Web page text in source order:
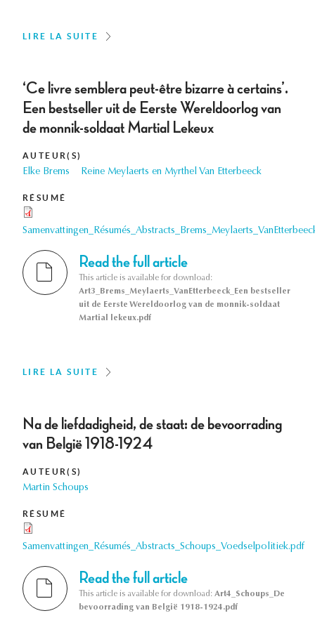
LIRE LA SUITE
‘Ce livre semblera peut-être bizarre à certains’.
Een bestseller uit de Eerste Wereldoorlog van
de monnik-soldaat Martial Lekeux
AUTEUR(S)
Elke Brems Reine Meylaerts en Myrthel Van Etterbeeck
RÉSUMÉ
Read the full article
This article is available for download:
Art3_Brems_Meylaerts_VanEtterbeeck_Een bestseller
uit de Eerste Wereldoorlog van de monnik-soldaat
Martial lekeux.pdf
LIRE LA SUITE
Na de liefdadigheid, de staat: de bevoorrading
van België 1918-1924
AUTEUR(S)
Martin Schoups
RÉSUMÉ
Samenvattingen_Résumés_Abstracts_Schoups_Voedselpolitiek.pdf
Read the full article
This article is available for download: Art4_Schoups_De
bevoorrading van België 1918-1924.pdf